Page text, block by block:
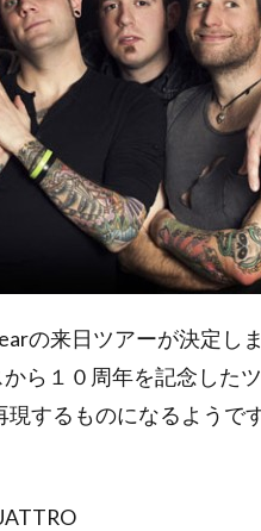
の来日ツアーが決定し
から１０周年を記念した
現するものになるようで